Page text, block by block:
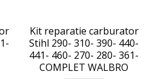
Kit reparatie carburator
Stihl 290- 310- 390- 440-
441- 460- 270- 280- 361-
COMPLET WALBRO